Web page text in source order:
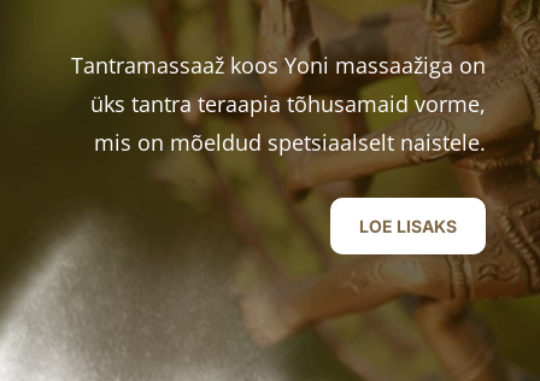
Tantramassaaž koos Yoni massaažiga on
üks tantra teraapia tõhusamaid vorme,
mis on mõeldud spetsiaalselt naistele.
LOE LISAKS